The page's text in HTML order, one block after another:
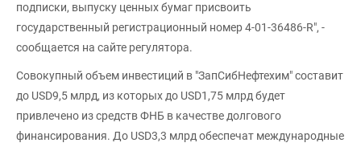
подписки, выпуску ценных бумаг присвоить
государственный регистрационный номер 4-01-36486-R", -
сообщается на сайте регулятора.
Совокупный объем инвестиций в "ЗапСибНефтехим" составит
до USD9,5 млрд, из которых до USD1,75 млрд будет
привлечено из средств ФНБ в качестве долгового
финансирования. До USD3,3 млрд обеспечат международные